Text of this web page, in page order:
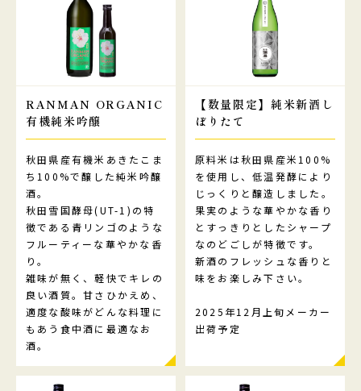
RANMAN ORGANIC
有機純米吟醸
秋田県産有機米あきたこま
ち100%で醸した純米吟醸
酒。
秋田雪国酵母(UT-1)の特
徴である青リンゴのような
フルーティーな華やかな香
り。
雑味が無く、軽快でキレの
良い酒質。甘さひかえめ、
適度な酸味がどんな料理に
もあう食中酒に最適なお
酒。
【数量限定】純米新酒し
ぼりたて
原料米は秋田県産米100%
を使用し、低温発酵により
じっくりと醸造しました。
果実のような華やかな香り
とすっきりとしたシャープ
なのどごしが特徴です。
新酒のフレッシュな香りと
味をお楽しみ下さい。
2025年12月上旬メーカー
出荷予定